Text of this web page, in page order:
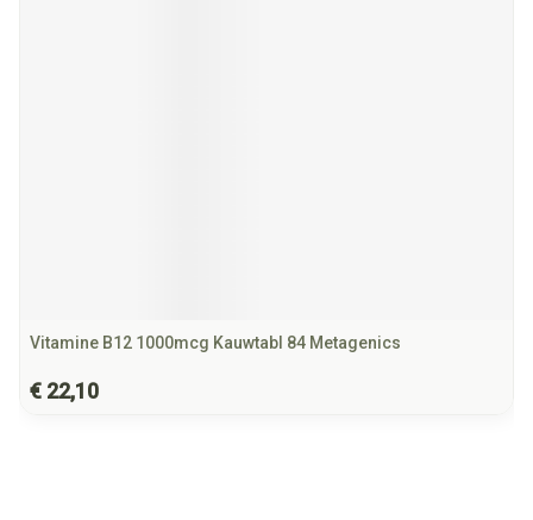
Vitamine B12 1000mcg Kauwtabl 84 Metagenics
€ 22,10